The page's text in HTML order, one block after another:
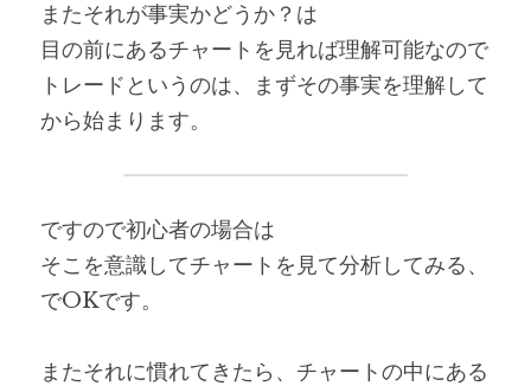
またそれが事実かどうか？は
目の前にあるチャートを見れば理解可能なので
トレードというのは、まずその事実を理解して
から始まります。
ですので初心者の場合は
そこを意識してチャートを見て分析してみる、
でOKです。
またそれに慣れてきたら、チャートの中にある